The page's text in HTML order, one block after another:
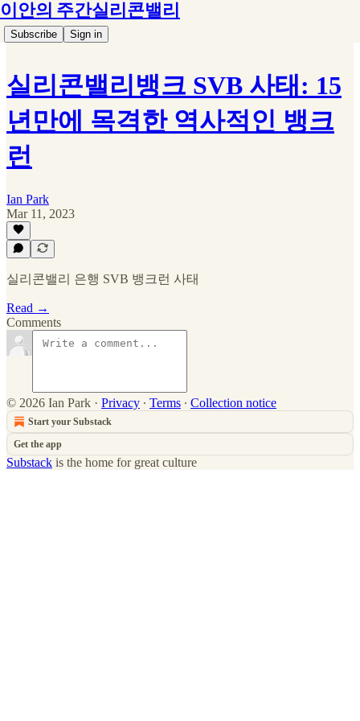
이안의 주간실리콘밸리
Subscribe Sign in
실리콘밸리뱅크 SVB 사태: 15
년만에 목격한 역사적인 뱅크
런
Ian Park
Mar 11, 2023
실리콘밸리 은행 SVB 뱅크런 사태
Read →
Comments
© 2026 Ian Park · Privacy ∙ Terms ∙ Collection notice
Start your Substack
Get the app
Substack is the home for great culture